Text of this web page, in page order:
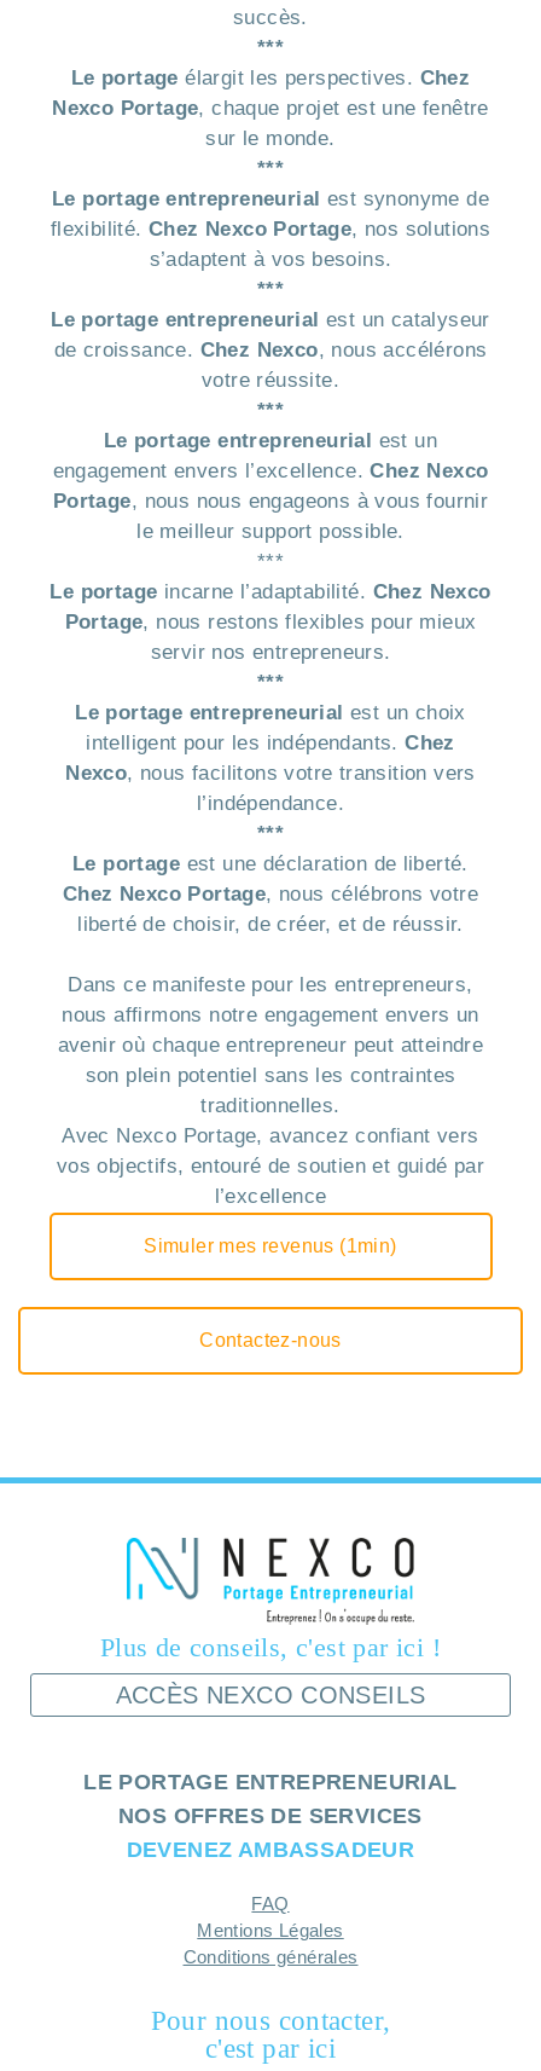
succès.
***
Le portage élargit les perspectives. Chez
Nexco Portage, chaque projet est une fenêtre
sur le monde.
***
Le portage entrepreneurial est synonyme de
flexibilité. Chez Nexco Portage, nos solutions
s’adaptent à vos besoins.
***
Le portage entrepreneurial est un catalyseur
de croissance. Chez Nexco, nous accélérons
votre réussite.
***
Le portage entrepreneurial est un
engagement envers l’excellence.Chez Nexco
Portage, nous nous engageons à vous fournir
le meilleur support possible.
***
Le portage incarne l’adaptabilité. Chez Nexco
Portage, nous restons flexibles pour mieux
servir nos entrepreneurs.
***
Le portage entrepreneurial est un choix
intelligent pour les indépendants.Chez
Nexco, nous facilitons votre transition vers
l’indépendance.
***
Le portage est une déclaration de liberté.
Chez Nexco Portage, nous célébrons votre
liberté de choisir, de créer, et de réussir.
Dans ce manifeste pour les entrepreneurs,
nous affirmons notre engagement envers un
avenir où chaque entrepreneur peut atteindre
son plein potentiel sans les contraintes
traditionnelles.
Avec Nexco Portage, avancez confiant vers
vos objectifs, entouré de soutien et guidé par
l’excellence
Simuler mes revenus (1min)
Contactez-nous
Plus de conseils, c'est par ici !
ACCÈS NEXCO CONSEILS
LE PORTAGE ENTREPRENEURIAL
NOS OFFRES DE SERVICES
DEVENEZ AMBASSADEUR
FAQ
Mentions Légales
Conditions générales
Pour nous contacter,
c'est par ici